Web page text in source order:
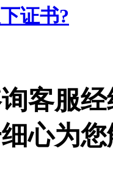
证书?
客服
心为